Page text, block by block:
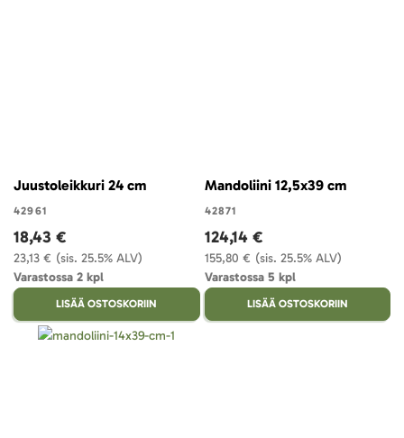
Juustoleikkuri 24 cm
42961
(sis. 25.5% ALV)
23,13 €
18,43 €
Varastossa 2 kpl
LISÄÄ OSTOSKORIIN
Mandoliini 12,5x39 cm
42871
(sis. 25.5% ALV)
155,80 €
124,14 €
Varastossa 5 kpl
LISÄÄ OSTOSKORIIN